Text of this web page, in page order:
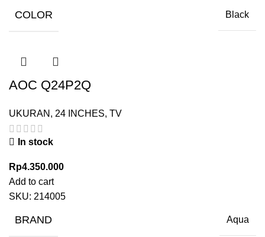
COLOR Black
AOC Q24P2Q
UKURAN , 24 INCHES, TV
In stock
Rp4.350.000
Add to cart
SKU: 214005
BRAND Aqua